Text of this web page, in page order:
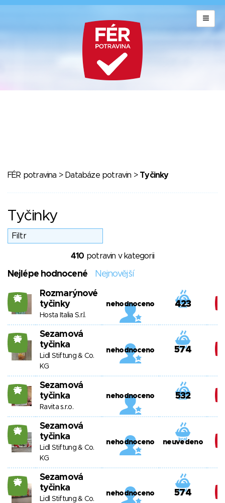
FÉR potravina > Databáze potravin > Tyčinky
Tyčinky
410 potravin v kategorii
Nejlépe hodnocené Nejnovější
25
Rozmarýnové
tyčinky
Hosta Italia S.r.l.
nehodnoceno 423
25
Sezamová
tyčinka
Lidl Stiftung & Co.
KG
nehodnoceno 574
25
Sezamová
tyčinka
Ravita s.r.o.
nehodnoceno 532
25
Sezamová
tyčinka
Lidl Stiftung & Co.
KG
nehodnoceno neuvedeno
25
Sezamová
tyčinka
Lidl Stiftung & Co.
nehodnoceno 574